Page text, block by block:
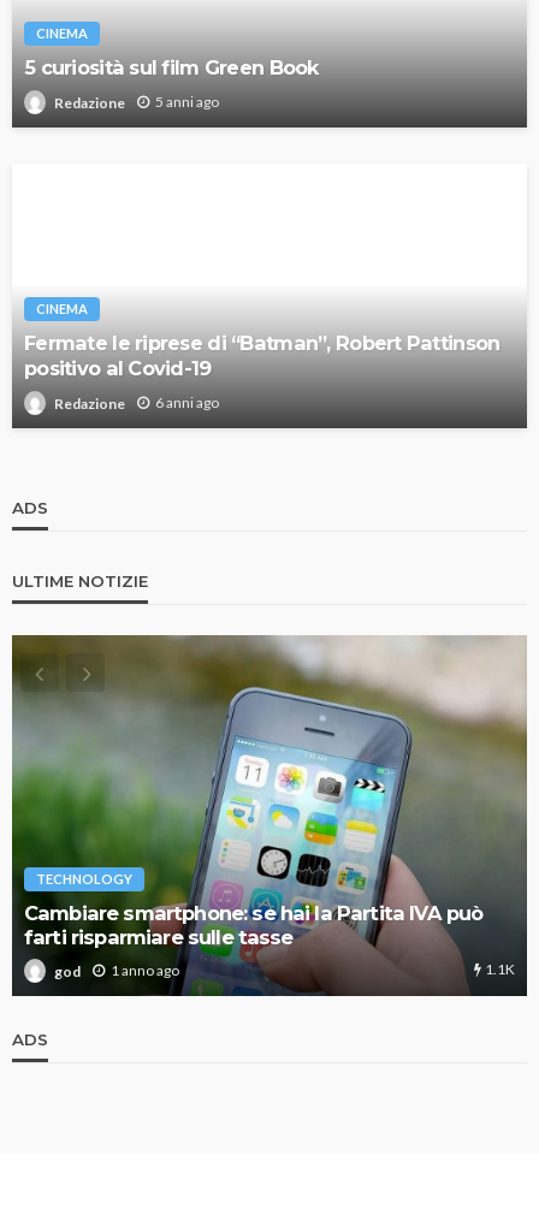
CINEMA
5 curiosità sul film Green Book
Redazione 5 anni ago
CINEMA
Fermate le riprese di “Batman”, Robert Pattinson
positivo al Covid-19
Redazione 6 anni ago
ADS
ULTIME NOTIZIE
TECHNOLOGY
Cambiare smartphone: se hai la Partita IVA può
farti risparmiare sulle tasse
god 1 anno ago 1.1K
ADS